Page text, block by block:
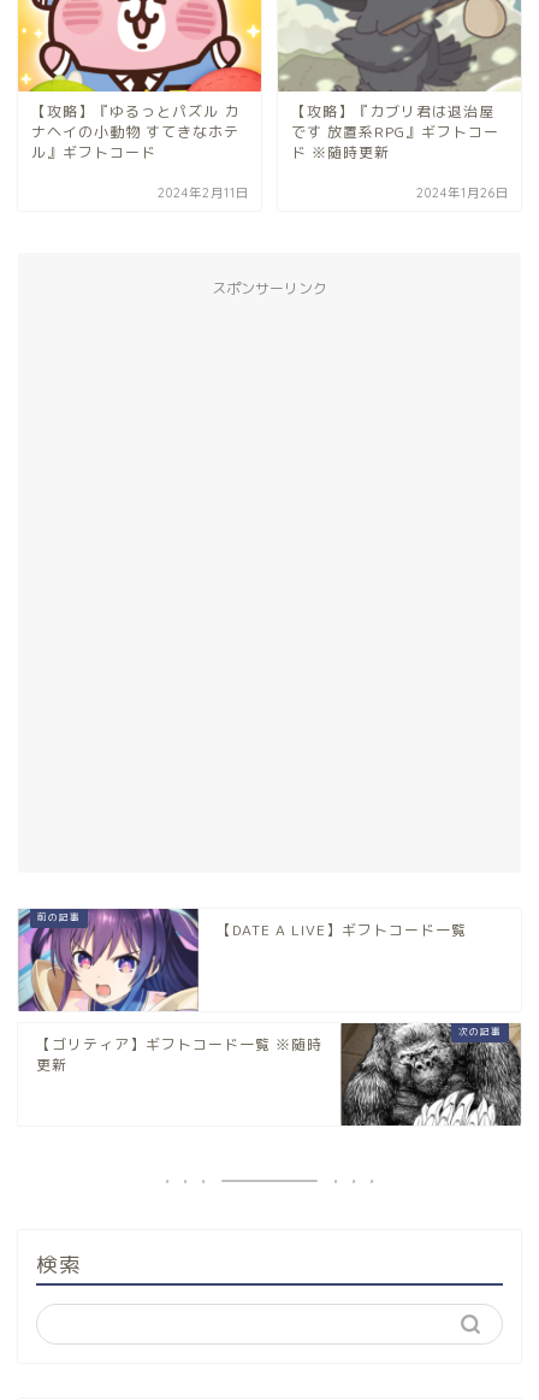
【攻略】『ゆるっとパズル カ
ナヘイの小動物 すてきなホテ
ル』ギフトコード
2024年2月11日
【攻略】『カブリ君は退治屋
です 放置系RPG』ギフトコー
ド ※随時更新
2024年1月26日
スポンサーリンク
【DATE A LIVE】ギフトコード一覧
【ゴリティア】ギフトコード一覧 ※随時
更新
検索